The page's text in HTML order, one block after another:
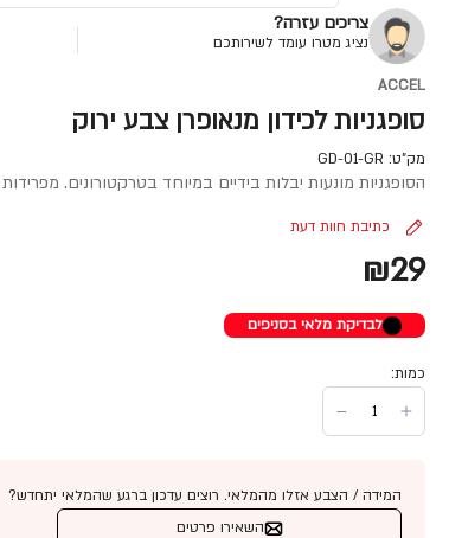
צריכים עזרה?
נציג מטרו עומד לשירותכם
ACCEL
סופגניות לכידון מנאופרן צבע ירוק
מק"ט: GD-01-GR
הסופגניות מונעות יבלות בידיים במיוחד בטרקטורונים.
כתיבת חוות דעת
₪29
לבדיקת מלאי בסניפים
כמות:
המידה / הצבע אזלו מהמלאי. רוצים עדכון ברגע שהמלאי יתחדש?
השאירו פרטים